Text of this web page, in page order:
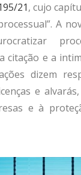
21, cujo
A
citação e a
dizem
e
e à